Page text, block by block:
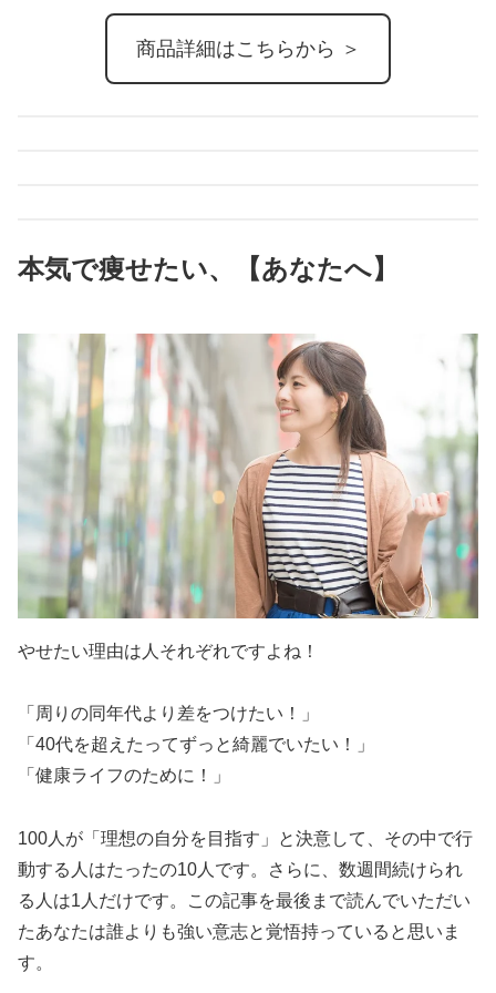
商品詳細はこちらから ＞
本気で痩せたい、【あなたへ】
やせたい理由は人それぞれですよね！
「周りの同年代より差をつけたい！」
「40代を超えたってずっと綺麗でいたい！」
「健康ライフのために！」
100人が「理想の自分を目指す」と決意して、その中で行
動する人はたったの10人です。さらに、数週間続けられ
る人は1人だけです。この記事を最後まで読んでいただい
たあなたは誰よりも強い意志と覚悟持っていると思いま
す。